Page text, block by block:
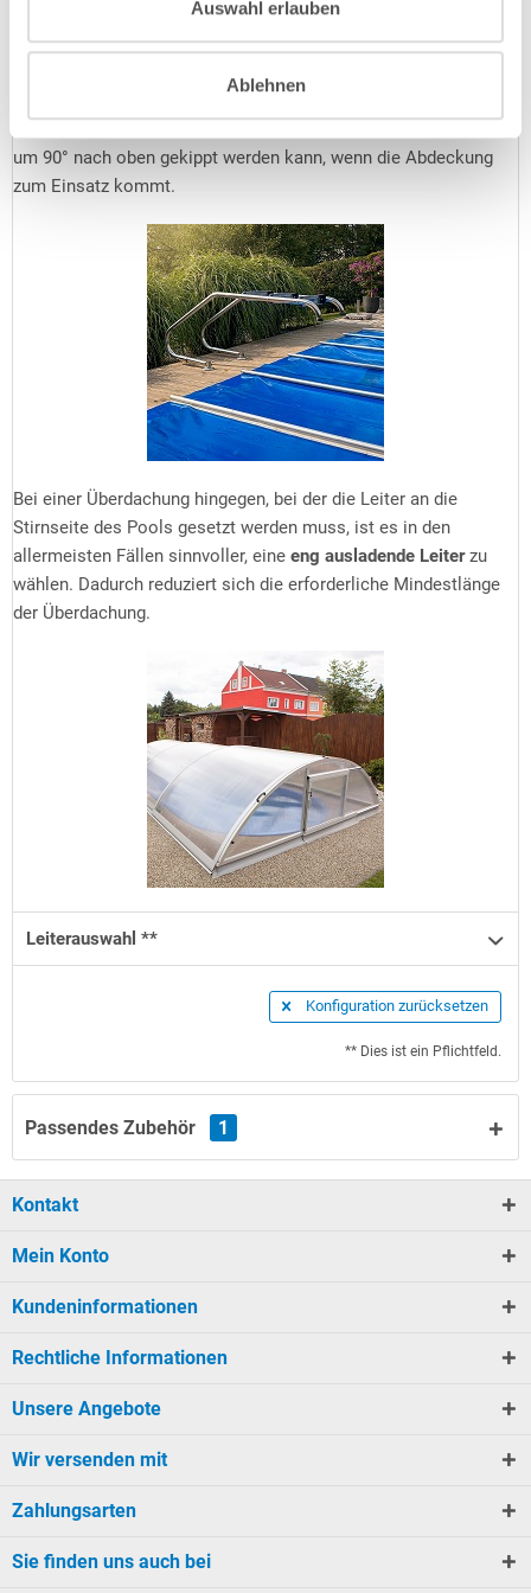
Auswahl erlauben
Ablehnen
Auflagefläche, manche Winterabdeckungen gar 35 cm. In
diesem Fall stünde eine eng ausladende Leiter buchstäblich im
um 90° nach oben gekippt werden kann, wenn die Abdeckung
zum Einsatz kommt.
Bei einer Überdachung hingegen, bei der die Leiter an die
Stirnseite des Pools gesetzt werden muss, ist es in den
allermeisten Fällen sinnvoller, eine eng ausladende Leiterzu
wählen. Dadurch reduziert sich die erforderliche Mindestlänge
der Überdachung.
Leiterauswahl **
Konfiguration zurücksetzen
** Dies ist ein Pflichtfeld.
Passendes Zubehör 1
Kontakt
Mein Konto
Kundeninformationen
Rechtliche Informationen
Unsere Angebote
Wir versenden mit
Zahlungsarten
Sie finden uns auch bei